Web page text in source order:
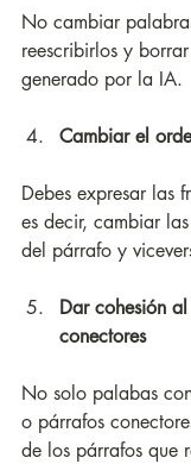
No cambiar
reescribirlos y
generado por la IA.
Cambiar el
Debes expresar las
es decir, cambiar
del párrafo y
Dar cohesión
conectores
No solo palabas
o párrafos
de los párrafos que